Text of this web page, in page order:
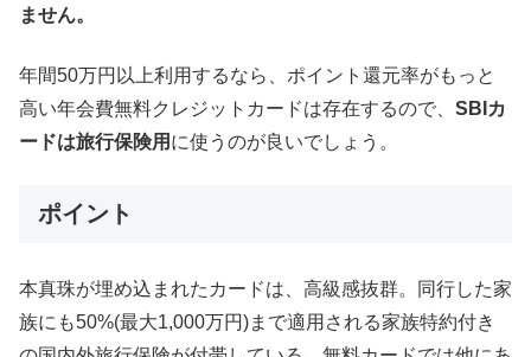
ません。
年間50万円以上利用するなら、ポイント還元率がもっと
高い年会費無料クレジットカードは存在するので、 SBIカ
ードは旅行保険用 に使うのが良いでしょう。
ポイント
本真珠が埋め込まれたカードは、高級感抜群。同行した家
族にも50%(最大1,000万円)まで適用される家族特約付き